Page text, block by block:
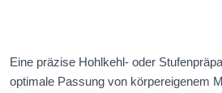
Eine präzise Hohlkehl- oder
optimale Passung von körpereigenem